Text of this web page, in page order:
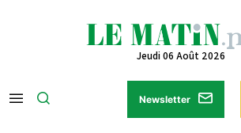
Jeudi 06 Août 2026
Newsletter